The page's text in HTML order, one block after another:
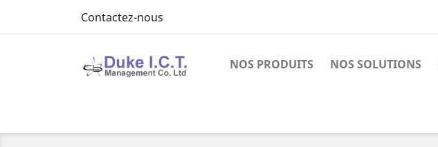
Contactez-nous
NOS PRODUITS NOS SOLUTIONS